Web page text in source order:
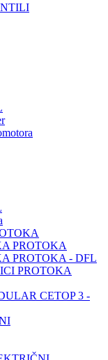
PROTOKA
PROTOKA - DFL
PROTOKA
CETOP 3 -